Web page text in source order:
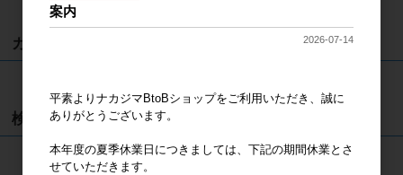
カート
検索
案内
2026-07-14
平素よりナカジマBtoBショップをご利用いただき、誠に
ありがとうございます。
本年度の夏季休業日につきましては、下記の期間休業とさ
せていただきます。